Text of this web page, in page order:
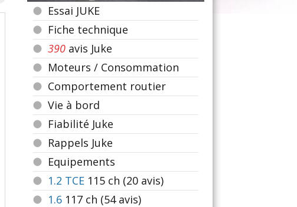
Essai JUKE
Fiche technique
390 avis Juke
Moteurs / Consommation
Comportement routier
Vie à bord
Fiabilité Juke
Rappels Juke
Equipements
1.2 TCE 115 ch (20 avis)
1.6 117 ch (54 avis)